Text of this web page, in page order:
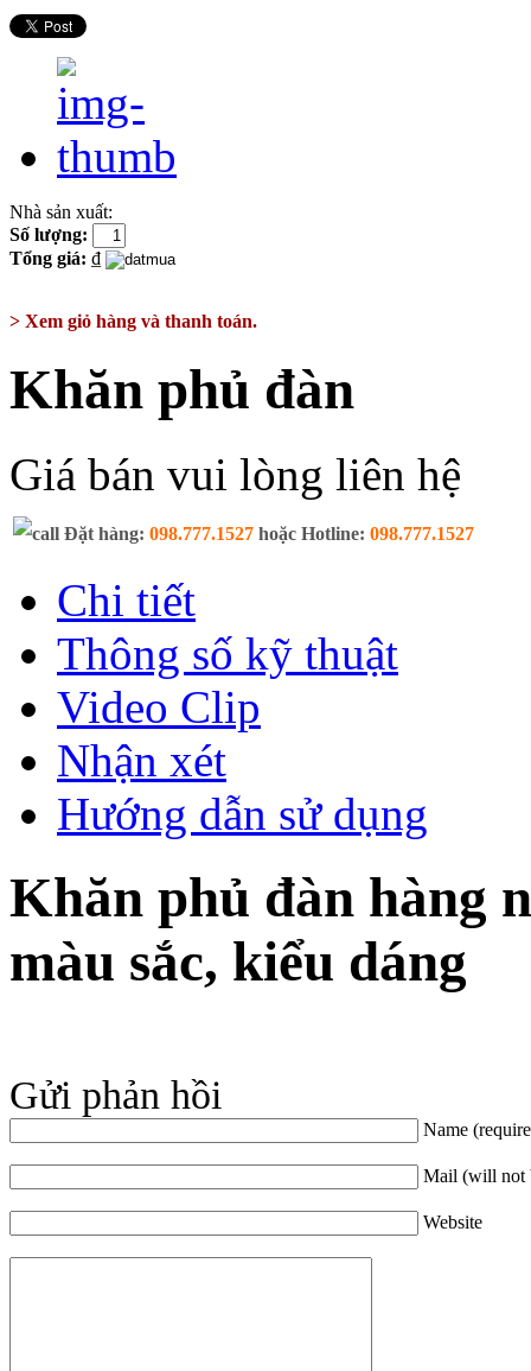
Nhà sản xuất:
Số lượng:
Tổng giá: ₫
> Xem giỏ hàng và thanh toán.
Khăn phủ đàn
Giá bán vui lòng liên hệ
Đặt hàng: 098.777.1527 hoặc Hotline: 098.777.1527
Chi tiết
Thông số kỹ thuật
Video Clip
Nhận xét
Hướng dẫn sử dụng
Khăn phủ đàn hàng
màu sắc, kiểu dáng
Gửi phản hồi
Name
Mail (will not
Website